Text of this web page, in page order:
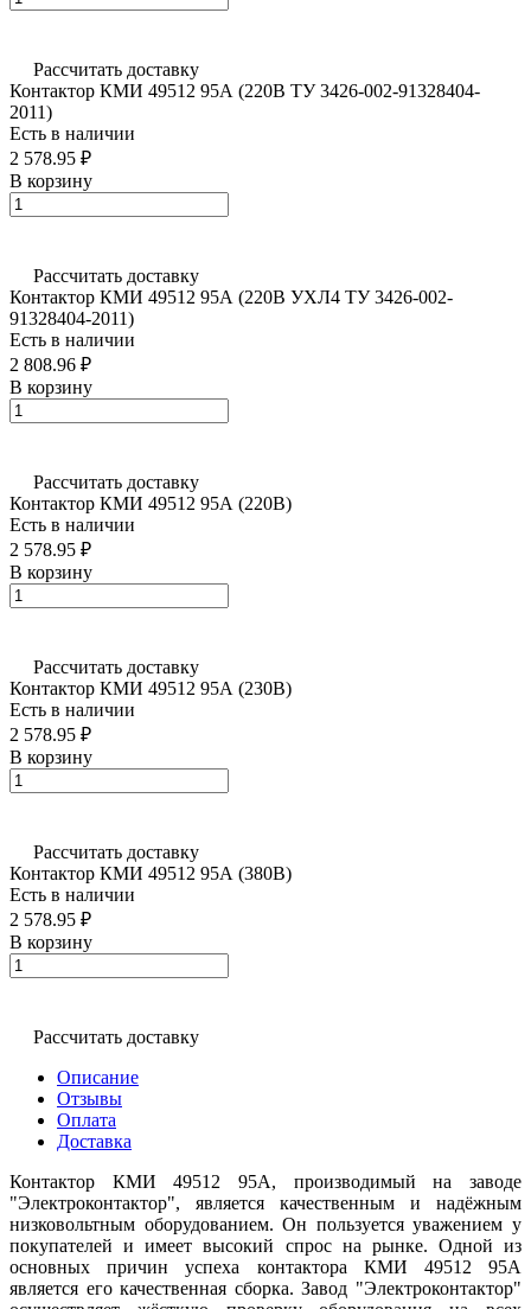
Рассчитать доставку
Контактор КМИ 49512 95А (220В ТУ 3426-002-91328404-
2011)
Есть в наличии
2 578.95 ₽
В корзину
Рассчитать доставку
Контактор КМИ 49512 95А (220В УХЛ4 ТУ 3426-002-
91328404-2011)
Есть в наличии
2 808.96 ₽
В корзину
Рассчитать доставку
Контактор КМИ 49512 95А (220В)
Есть в наличии
2 578.95 ₽
В корзину
Рассчитать доставку
Контактор КМИ 49512 95А (230В)
Есть в наличии
2 578.95 ₽
В корзину
Рассчитать доставку
Контактор КМИ 49512 95А (380В)
Есть в наличии
2 578.95 ₽
В корзину
Рассчитать доставку
Описание
Отзывы
Оплата
Доставка
Контактор КМИ 49512 95А, производимый на заводе
"Электроконтактор", является качественным и надёжным
низковольтным оборудованием. Он пользуется уважением у
покупателей и имеет высокий спрос на рынке. Одной из
основных причин успеха контактора КМИ 49512 95А
является его качественная сборка. Завод "Электроконтактор"